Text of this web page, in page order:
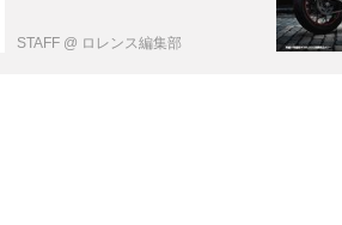
STAFF @ ロレンス編集部